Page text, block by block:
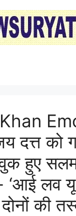
दत्त को
हुए
लव यू
की